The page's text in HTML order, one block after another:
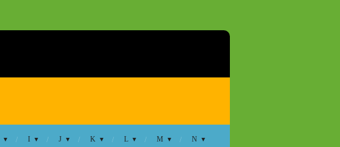
I J K L M N